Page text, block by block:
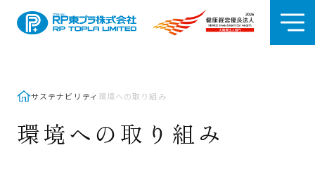
サステナビリティ 環境への取り組み
環境への取り組み